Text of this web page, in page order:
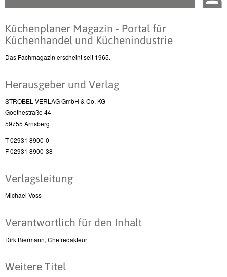
Küchenplaner Magazin - Portal für
Küchenhandel und Küchenindustrie
Das Fachmagazin erscheint seit 1965.
Herausgeber und Verlag
STROBEL VERLAG GmbH & Co. KG
Goethestraße 44
59755 Arnsberg
T 02931 8900-0
F 02931 8900-38
Verlagsleitung
Michael Voss
Verantwortlich für den Inhalt
Dirk Biermann, Chefredakteur
Weitere Titel